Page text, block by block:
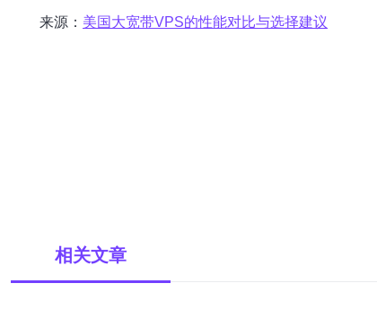
来源： 美国大宽带VPS的性能对比与选择建议
相关文章